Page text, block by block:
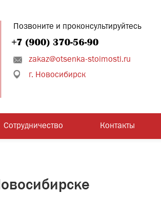
Сотрудничество Контакты
Позвоните и проконсультируйтесь
zakaz@otsenka-stoimosti.ru
г. Новосибирск